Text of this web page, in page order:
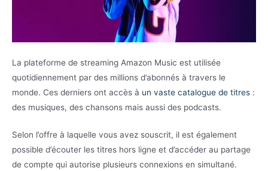
La plateforme de streaming Amazon Music est utilisée
quotidiennement par des millions d’abonnés à travers le
monde. Ces derniers ont accès à un vaste catalogue de titres :
des musiques, des chansons mais aussi des podcasts.
Selon l’offre à laquelle vous avez souscrit, il est également
possible d’écouter les titres hors ligne et d’accéder au partage
de compte qui autorise plusieurs connexions en simultané.